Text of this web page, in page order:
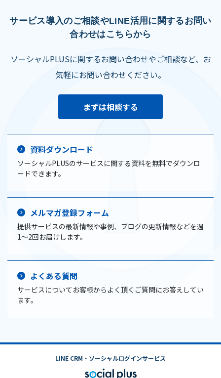
サービス導入のご相談やLINE活用に関するお問い
合わせはこちらから
ソーシャルPLUSに関するお問い合わせやご相談など、お
気軽にお問い合わせください。
まずは相談する
資料ダウンロード
ソーシャルPLUSのサービスに関する資料を無料でダウンロ
ードできます。
メルマガ登録フォーム
提供サービスの最新情報や事例、ブログの更新情報などを週
1〜2回お届けします。
よくある質問
サービスについてお客様からよく頂くご質問にお答えしてい
ます。
LINE CRM・ソーシャルログインサービス